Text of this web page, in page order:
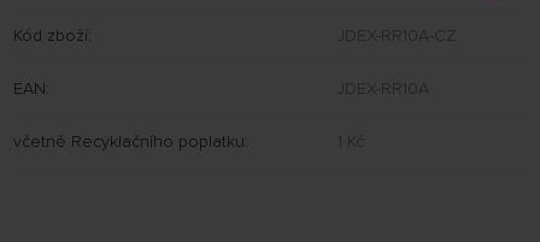
Kód zboží: JDEX-RR10A-CZ
EAN: JDEX-RR10A
včetně Recyklačního poplatku: 1 Kč